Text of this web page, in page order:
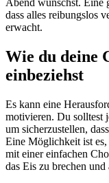
Abend wünschst. Eine
dass alles reibungslos
erwacht.
Wie du deine
einbeziehst
Es kann eine
motivieren. Du solltest
um sicherzustellen,
Eine Möglichkeit ist
mit einer einfachen
das Eis zu brechen